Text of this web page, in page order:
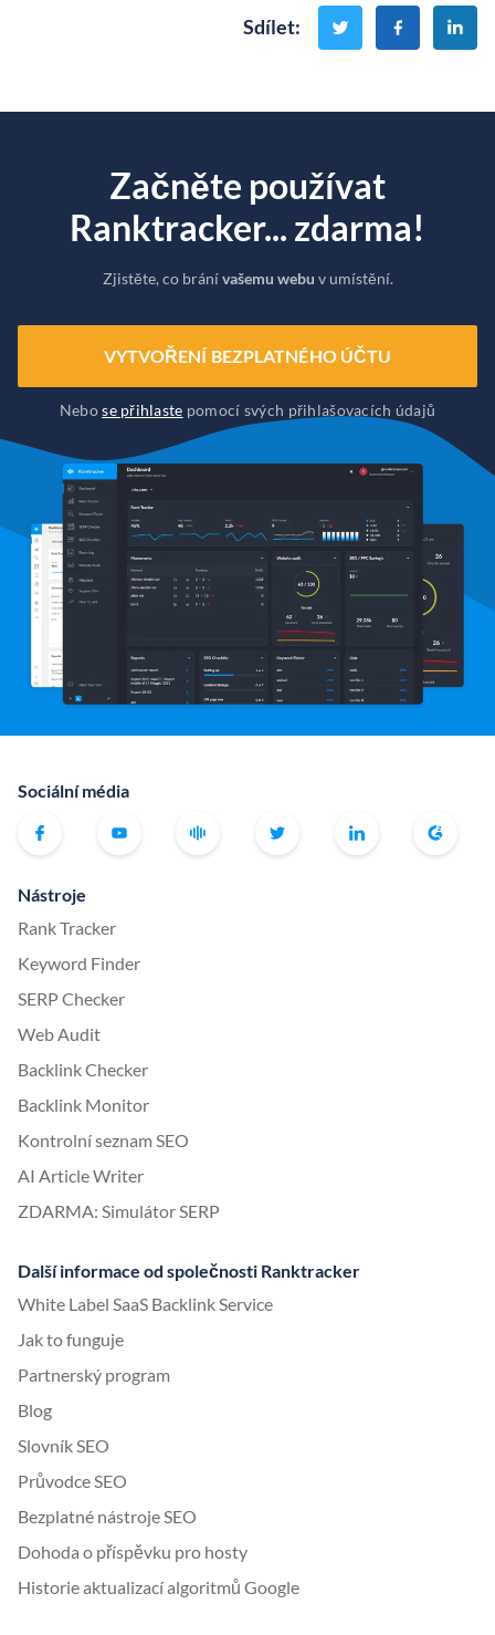
Sdílet:
Začněte používat
Ranktracker... zdarma!
Zjistěte, co bránívašemu webu v umístění.
VYTVOŘENÍ BEZPLATNÉHO ÚČTU
Nebose přihlaste pomocí svých přihlašovacích údajů
Sociální média
Nástroje
Rank Tracker
Keyword Finder
SERP Checker
Web Audit
Backlink Checker
Backlink Monitor
Kontrolní seznam SEO
AI Article Writer
ZDARMA: Simulátor SERP
Další informace od společnosti Ranktracker
White Label SaaS Backlink Service
Jak to funguje
Partnerský program
Blog
Slovník SEO
Průvodce SEO
Bezplatné nástroje SEO
Dohoda o příspěvku pro hosty
Historie aktualizací algoritmů Google